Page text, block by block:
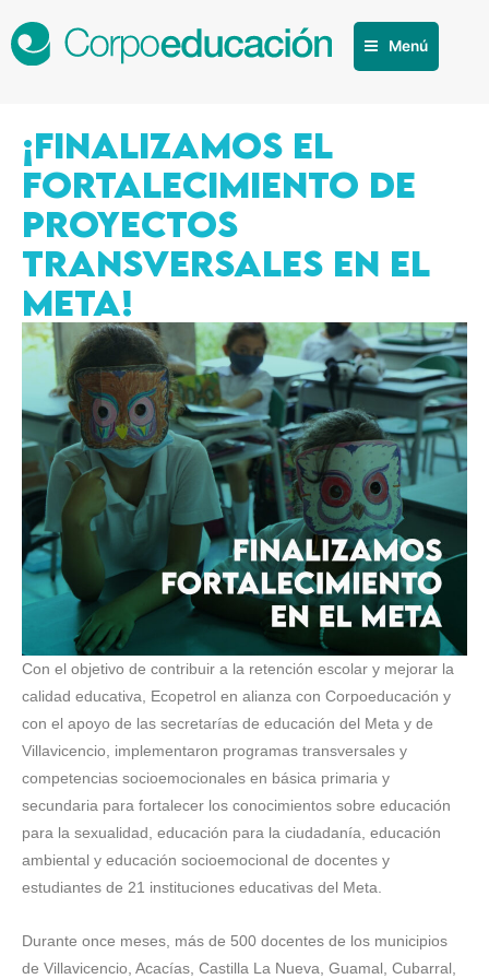
Menú
¡FINALIZAMOS EL
FORTALECIMIENTO DE
PROYECTOS
TRANSVERSALES EN EL
META!
Con el objetivo de contribuir a la retención escolar y mejorar la
calidad educativa, Ecopetrol en alianza con Corpoeducación y
con el apoyo de las secretarías de educación del Meta y de
Villavicencio, implementaron programas transversales y
competencias socioemocionales en básica primaria y
secundaria para fortalecer los conocimientos sobre educación
para la sexualidad, educación para la ciudadanía, educación
ambiental y educación socioemocional de docentes y
estudiantes de 21 instituciones educativas del Meta.
Durante once meses, más de 500 docentes de los municipios
de Villavicencio, Acacías, Castilla La Nueva, Guamal, Cubarral,